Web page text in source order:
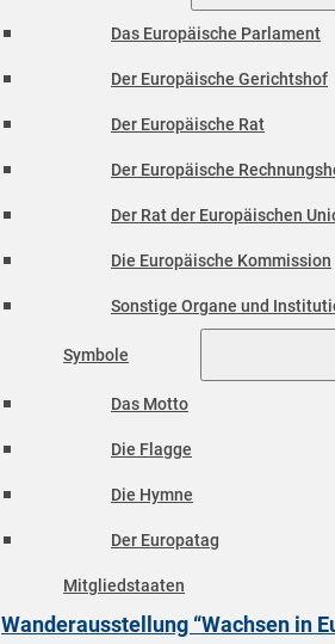
Das Europäische Parlament
Der Europäische Gerichtshof
Der Europäische Rat
Der Europäische
Der Rat der Europäischen
Die Europäische Kommission
Sonstige Organe und
Symbole
Das Motto
Die Flagge
Die Hymne
Der Europatag
Mitgliedstaaten
Wanderausstellung “Wachsen in